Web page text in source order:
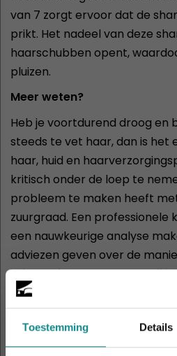
Toestemming Details
van 7 zorgt ervoor dat de
prikt. Het nadeel van deze
haarschubben opent,
pluizen.
Meer weten?
Heb je voortdurend droog en
steeds te vet haar, dan is het
haar, huid en
kritisch onder de loep te
probleem te maken heeft
zuurgraad. Een professionele
een nauwkeurige analyse
adviezen geven over de
je haren kunt verzorgen. Wil
fijne van weten? Volg dan onze
Cursussen die je